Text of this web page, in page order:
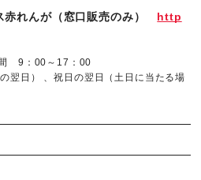
赤れんが（窓口販売のみ）
http
9：00～17：00
翌日） 、祝日の翌日（土日に当たる場